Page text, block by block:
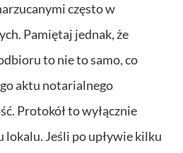
często w
Pamiętaj jednak, że
to nie to samo, co
aktu notarialnego
Protokół to wyłącznie
lokalu. Jeśli po upływie kilku